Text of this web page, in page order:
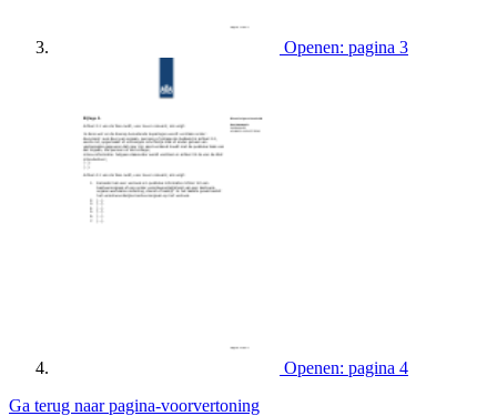
Openen: pagina 3
Openen: pagina 4
Ga terug naar pagina-voorvertoning